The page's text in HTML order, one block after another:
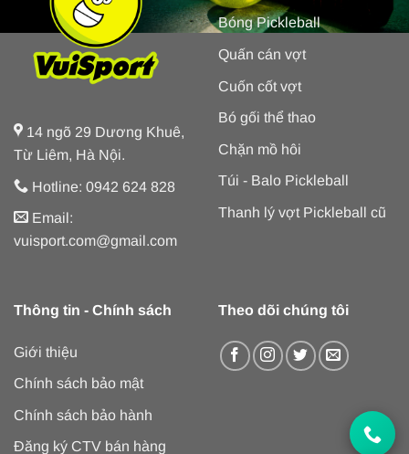
14 ngõ 29 Dương Khuê,
Từ Liêm, Hà Nội.
Hotline: 0942 624 828
Email:
vuisport.com@gmail.com
Bóng Pickleball
Quấn cán vợt
Cuốn cốt vợt
Bó gối thể thao
Chặn mồ hôi
Túi - Balo Pickleball
Thanh lý vợt Pickleball cũ
Thông tin - Chính sách
Giới thiệu
Chính sách bảo mật
Chính sách bảo hành
Đăng ký CTV bán hàng
Theo dõi chúng tôi